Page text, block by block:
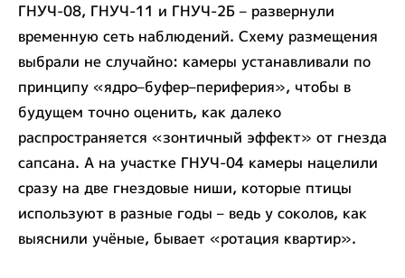
ГНУЧ-08, ГНУЧ-11 и ГНУЧ-2Б – развернули
временную сеть наблюдений. Схему размещения
выбрали не случайно: камеры устанавливали по
принципу «ядро–буфер–периферия», чтобы в
будущем точно оценить, как далеко
распространяется «зонтичный эффект» от гнезда
сапсана. А на участке ГНУЧ-04 камеры нацелили
сразу на две гнездовые ниши, которые птицы
используют в разные годы – ведь у соколов, как
выяснили учёные, бывает «ротация квартир».